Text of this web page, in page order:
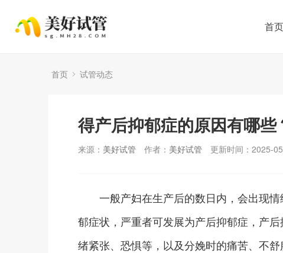
首页
首页 试管动态
得产后抑郁症的原因有哪
来源： 美好试管 作者： 美好试管 更新时间：2025-
一般产妇在生产后的数日内，会出现情
郁症状，严重者可发展为产后抑郁症，产
绪紧张、恐惧等，以及分娩时的痛苦、不